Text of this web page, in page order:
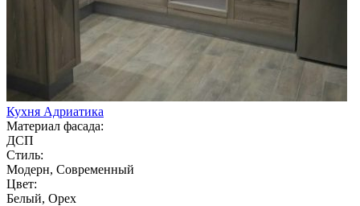
Кухня Адриатика
Материал фасада:
ДСП
Стиль:
Модерн, Современный
Цвет:
Белый, Орех